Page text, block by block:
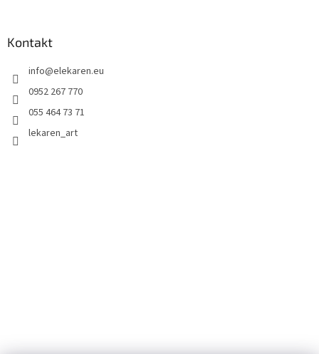
Kontakt
info@elekaren.eu
0952 267 770
055 464 73 71
lekaren_art